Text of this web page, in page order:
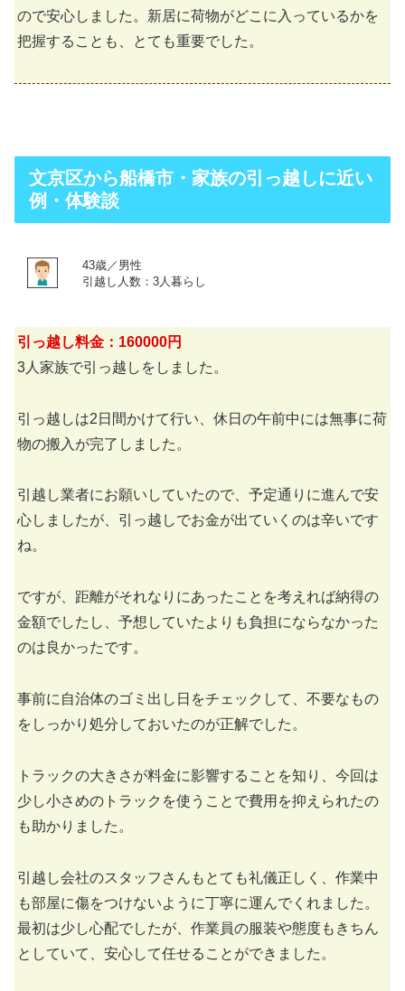
ので安心しました。新居に荷物がどこに入っているかを
把握することも、とても重要でした。
文京区から船橋市・家族の引っ越しに近い
例・体験談
43歳／男性
引越し人数：3人暮らし
引っ越し料金：160000円
3人家族で引っ越しをしました。
引っ越しは2日間かけて行い、休日の午前中には無事に荷
物の搬入が完了しました。
引越し業者にお願いしていたので、予定通りに進んで安
心しましたが、引っ越しでお金が出ていくのは辛いです
ね。
ですが、距離がそれなりにあったことを考えれば納得の
金額でしたし、予想していたよりも負担にならなかった
のは良かったです。
事前に自治体のゴミ出し日をチェックして、不要なもの
をしっかり処分しておいたのが正解でした。
トラックの大きさが料金に影響することを知り、今回は
少し小さめのトラックを使うことで費用を抑えられたの
も助かりました。
引越し会社のスタッフさんもとても礼儀正しく、作業中
も部屋に傷をつけないように丁寧に運んでくれました。
最初は少し心配でしたが、作業員の服装や態度もきちん
としていて、安心して任せることができました。